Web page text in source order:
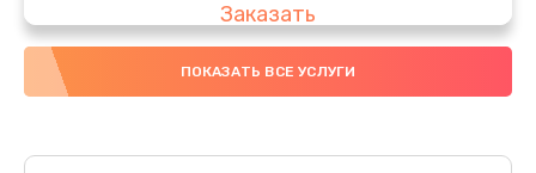
Заказать
Замена передней камеры
Заказать
ПОКАЗАТЬ ВСЕ УСЛУГИ